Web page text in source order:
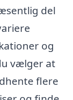
del
og
vælger at
flere